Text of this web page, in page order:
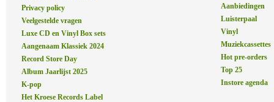
Privacy policy
Veelgestelde vragen
Luxe CD en Vinyl Box sets
Aangenaam Klassiek 2024
Record Store Day
Album Jaarlijst 2025
K-pop
Het Kroese Records Label
Aanbiedingen
Luisterpaal
Vinyl
Muziekcassettes
Hot pre-orders
Top 25
Instore agenda